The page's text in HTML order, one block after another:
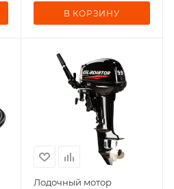
В КОРЗИНУ
Лодочный мотор